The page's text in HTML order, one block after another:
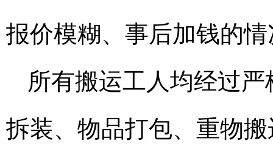
报价模糊、事后加钱的
所有搬运工人均经过
拆装、物品打包、重物